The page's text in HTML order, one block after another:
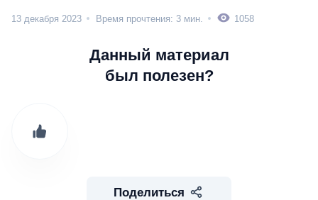
13 декабря 2023 Время прочтения: 3 мин. 1058
Данный материал
был полезен?
Поделиться